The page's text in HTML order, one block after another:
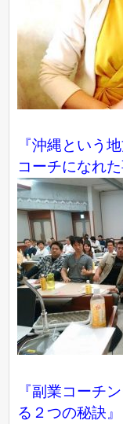
『沖縄という
コーチになれた
『副業コーチ
る２つの秘訣』